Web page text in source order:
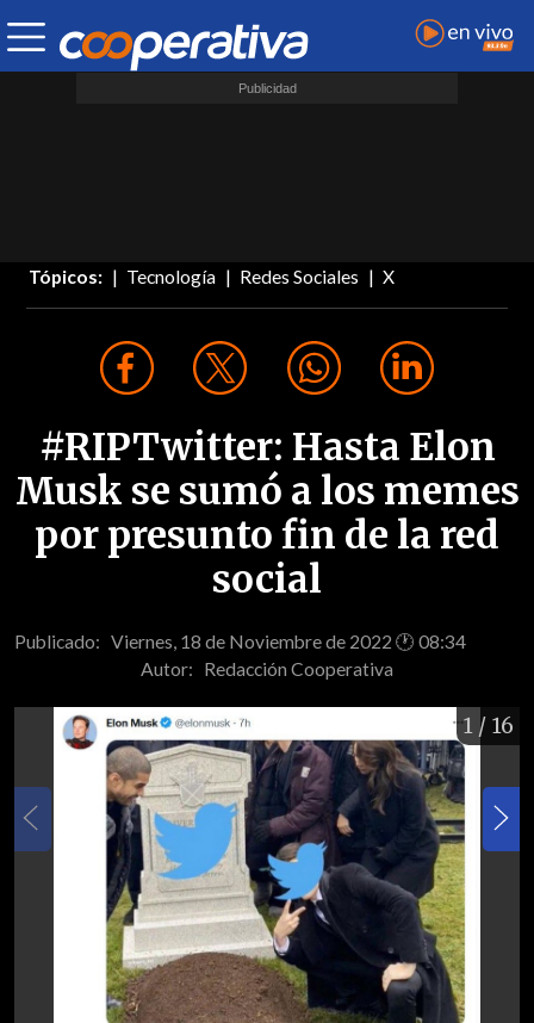
Tópicos: Tecnología Redes Sociales X
#RIPTwitter: Hasta Elon
Musk se sumó a los memes
por presunto fin de la red
social
Publicado: Viernes, 18 de Noviembre de 2022 🕐 08:34
Autor: Redacción Cooperativa
1 / 16